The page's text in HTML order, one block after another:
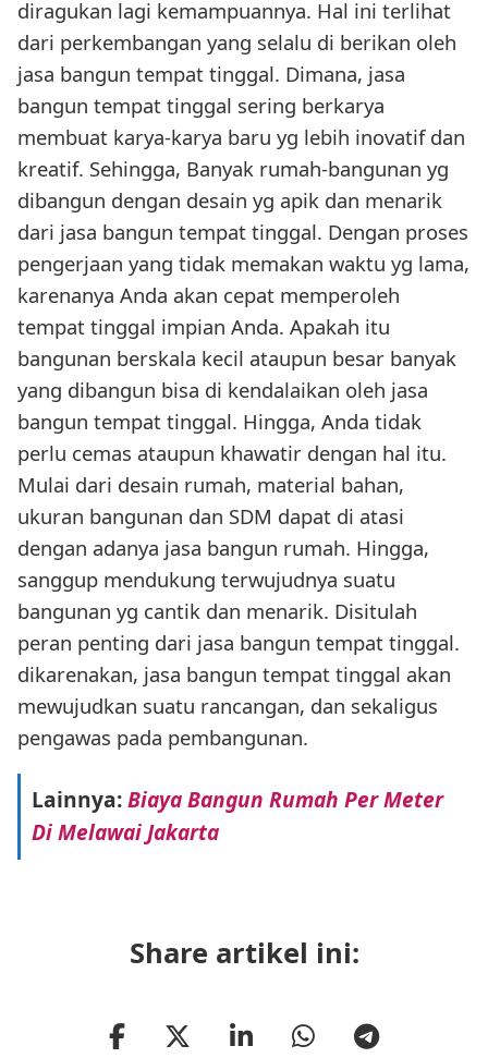
diragukan lagi kemampuannya. Hal ini terlihat
dari perkembangan yang selalu di berikan oleh
jasa bangun tempat tinggal. Dimana, jasa
bangun tempat tinggal sering berkarya
membuat karya-karya baru yg lebih inovatif dan
kreatif. Sehingga, Banyak rumah-bangunan yg
dibangun dengan desain yg apik dan menarik
dari jasa bangun tempat tinggal. Dengan proses
pengerjaan yang tidak memakan waktu yg lama,
karenanya Anda akan cepat memperoleh
tempat tinggal impian Anda. Apakah itu
bangunan berskala kecil ataupun besar banyak
yang dibangun bisa di kendalaikan oleh jasa
bangun tempat tinggal. Hingga, Anda tidak
perlu cemas ataupun khawatir dengan hal itu.
Mulai dari desain rumah, material bahan,
ukuran bangunan dan SDM dapat di atasi
dengan adanya jasa bangun rumah. Hingga,
sanggup mendukung terwujudnya suatu
bangunan yg cantik dan menarik. Disitulah
peran penting dari jasa bangun tempat tinggal.
dikarenakan, jasa bangun tempat tinggal akan
mewujudkan suatu rancangan, dan sekaligus
pengawas pada pembangunan.
Lainnya:Biaya Bangun Rumah Per Meter
Di Melawai Jakarta
Share artikel ini: